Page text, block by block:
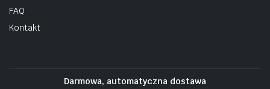
FAQ
Kontakt
Darmowa, automatyczna dostawa